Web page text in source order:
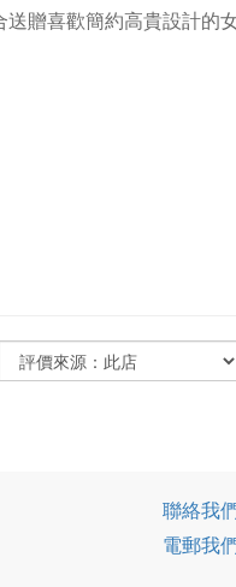
贈喜歡簡約高貴設計的
聯絡我
電郵我